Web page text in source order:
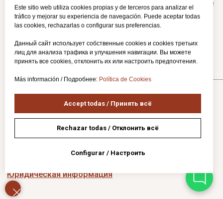
Este sitio web utiliza cookies propias y de terceros para analizar el
tráfico y mejorar su experiencia de navegación. Puede aceptar todas
las cookies, rechazarlas o configurar sus preferencias.
Данный сайт использует собственные cookies и cookies третьих
лиц для анализа трафика и улучшения навигации. Вы можете
принять все cookies, отклонить их или настроить предпочтения.
Más información / Подробнее: Política de Cookies
Accept todas / Принять всё
Rechazar todas / Отклонить всё
Configurar / Настроить